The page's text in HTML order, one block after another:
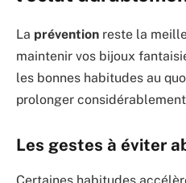
La prévention reste la
maintenir vos bijoux
les bonnes habitudes au
prolonger
Les gestes à éviter